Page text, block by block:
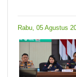
Rabu, 05 Agustus